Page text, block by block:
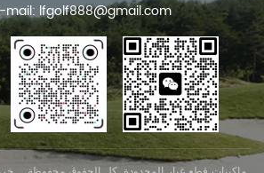
mail: lfgolf888@gmail.com